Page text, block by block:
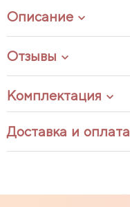
Описание
Отзывы
Комплектация
Доставка и оплата